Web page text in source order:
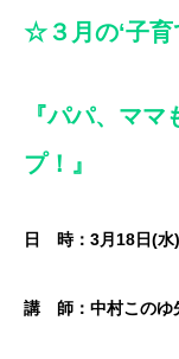
☆３月の‘子
『パパ、ママ
プ！ 』
日 時： 3月 18日(水
講 師：中村このゆ